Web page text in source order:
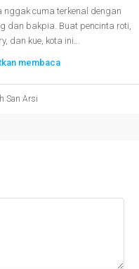
nggak cuma terkenal dengan
dan bakpia. Buat pencinta roti,
dan kue, kota ini...
membaca
San Arsi